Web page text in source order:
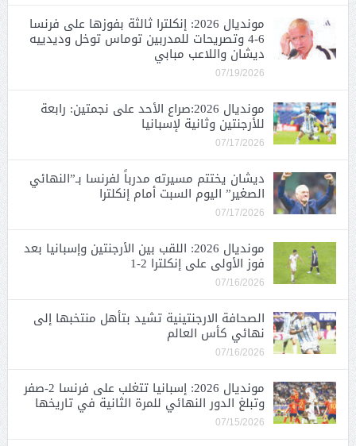
مونديال 2026: إنكلترا ثالثة بفوزها على فرنسا
6-4 وتصريحات للمدربين توماس توخل وديدييه
ديشان واللاعب مبابي
07/19/2026
مونديال 2026:صراع الأحد على نجمتين: رابعة
للأرجنتين وثانية لإسبانيا
07/17/2026
ديشان يختتم مسيرته مدرباً لفرنسا بـ”النهائي
الصغير” اليوم السبت أمام إنكلترا
07/17/2026
مونديال 2026: اللقب بين الأرجنتين وإسبانيا بعد
فوز الأولى على إنكلترا 2-1
07/16/2026
الصحافة الارجنتينية تشيد بتأهل منتخبها إلى
نهائي كأس العالم
07/16/2026
مونديال 2026: إسبانيا تتغلب على فرنسا 2-صفر
وتبلغ الدور النهائي للمرة الثانية في تاريخها
07/15/2026